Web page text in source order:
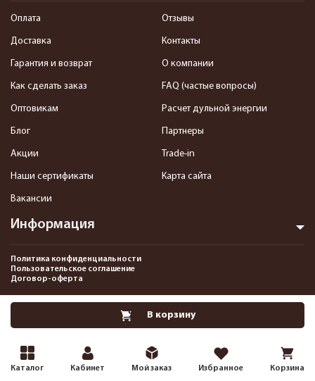
Каталог Кабинет Мой заказ Избранное Корзина
В корзину
Информация
Оплата
Доставка
Гарантия и возврат
Как сделать заказ
Оптовикам
Блог
Акции
Наши сертификаты
Вакансии
Отзывы
Контакты
О компании
FAQ (частые вопросы)
Расчет дульной энергии
Партнеры
Trade-in
Карта сайта
Политика конфиденциальности
Пользовательское соглашение
Договор-оферта
2013-2026 Интернет-магазин пневматики, страйкбола и снаряжения–
Pnevmat24.ru. Все права защищены.©